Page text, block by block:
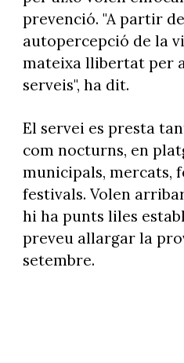
prevenció. "A partir
autopercepció de la
mateixa llibertat per
serveis", ha dit.
El servei es presta
com nocturns, en
municipals, mercats,
festivals. Volen
hi ha punts liles
preveu allargar la
setembre.